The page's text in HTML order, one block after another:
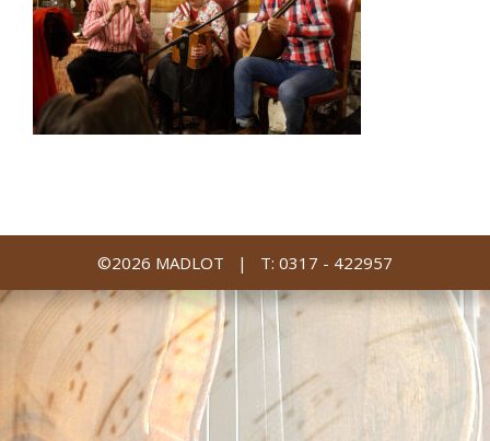
©2026 MADLOT | T: 0317 - 422957